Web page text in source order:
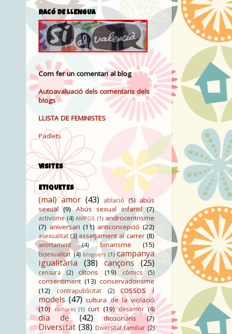
RACÓ DE LLENGUA
Com fer un comentari al blog
Autoavaluació dels comentaris dels
blogs
LLISTA DE FEMINISTES
Padlets
VISITES
ETIQUETES
(mal) amor (43) ablació (5) abús
sexual (9) Abús sexual infantil (7)
activisme (4) AMPGIL (1) androcentrisme
(7) aniversari (11) anticoncepció (22)
asexualitat (3)assetjament al carrer (8)
avortament (4) binarisme (15)
bisexualitat (4) bloguers (1) campanya
igualitària
(38) cançons (25)
censura (2) clítoris (19) còmics (5)
consentiment (13) conservadorisme
(12)
contrapublicitat (2)
cossos i
models (47) cultura de la violació
(10) cultures (1) curt (19) desamor (4)
dia de (42) diccionaris (7)
Diversitat (38) Diversitat familiar (2)